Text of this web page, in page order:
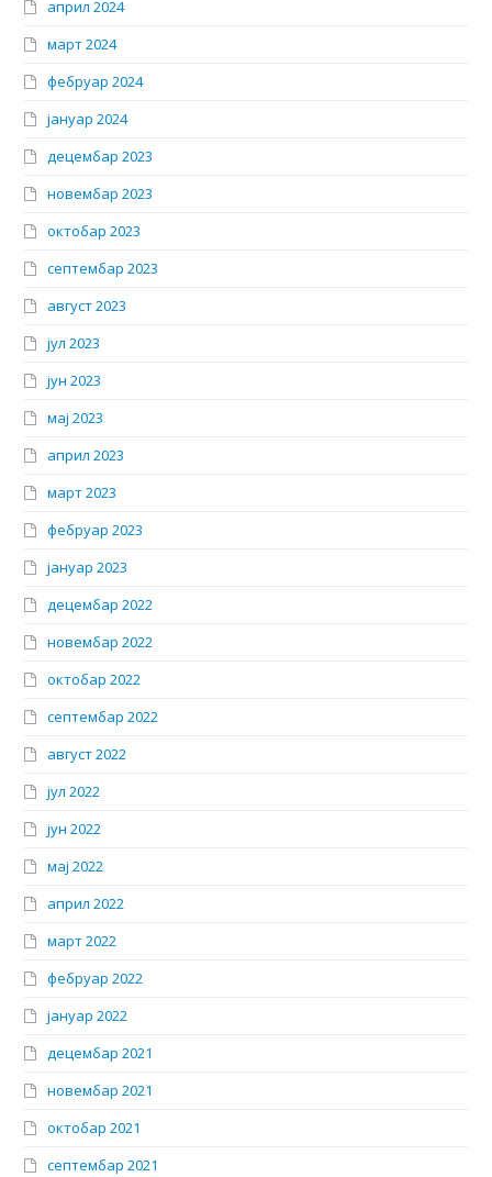
април 2024
март 2024
фебруар 2024
јануар 2024
децембар 2023
новембар 2023
октобар 2023
септембар 2023
август 2023
јул 2023
јун 2023
мај 2023
април 2023
март 2023
фебруар 2023
јануар 2023
децембар 2022
новембар 2022
октобар 2022
септембар 2022
август 2022
јул 2022
јун 2022
мај 2022
април 2022
март 2022
фебруар 2022
јануар 2022
децембар 2021
новембар 2021
октобар 2021
септембар 2021